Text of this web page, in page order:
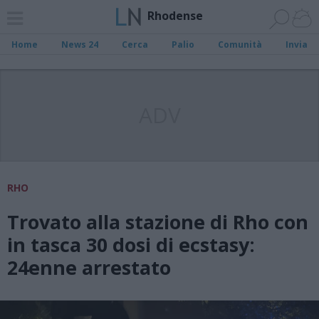
Rhodense
Home News 24 Cerca Palio Comunità Invia
RHO
Trovato alla stazione di Rho con
in tasca 30 dosi di ecstasy:
24enne arrestato